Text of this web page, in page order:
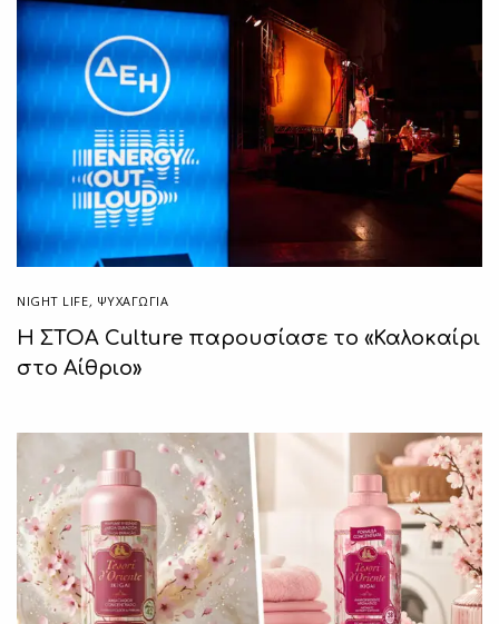
NIGHT LIFE, ΨΥΧΑΓΩΓΙΑ
H ΣΤΟΑ Culture παρουσίασε το «Καλοκαίρι
στο Αίθριο»